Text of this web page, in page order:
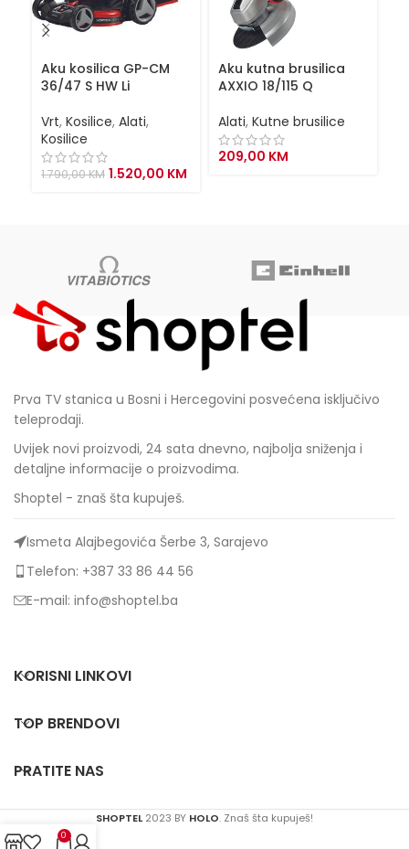
Aku kosilica GP-CM
36/47 S HW Li
Vrt, Kosilice, Alati,
Kosilice
1.790,00KM Original
1.520,00 KM
Aku kutna brusilica
AXXIO 18/115 Q
Alati, Kutne brusilice
209,00 KM
Prva TV stanica u Bosni i Hercegovini posvećena isključivo
teleprodaji.
Uvijek novi proizvodi, 24 sata dnevno, najbolja sniženja i
detaljne informacije o proizvodima.
Shoptel - znaš šta kupuješ.
Ismeta Alajbegovića Šerbe 3, Sarajevo
Telefon: +387 33 86 44 56
E-mail: info@shoptel.ba
KORISNI LINKOVI
TOP BRENDOVI
PRATITE NAS
SHOPTEL 2023 BY HOLO. Znaš šta kupuješ!
0